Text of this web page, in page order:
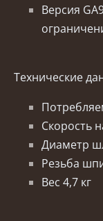
Версия
Технические
Скорость
Диаметр
Резьба
Вес 4,7 кг